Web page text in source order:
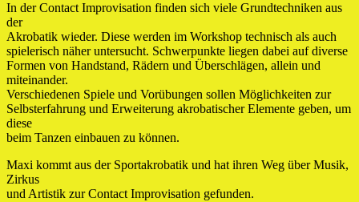
In der Contact Improvisation finden sich viele Grundtechniken aus
der
Akrobatik wieder. Diese werden im Workshop technisch als auch
spielerisch näher untersucht. Schwerpunkte liegen dabei auf diverse
Formen von Handstand, Rädern und Überschlägen, allein und
miteinander.
Verschiedenen Spiele und Vorübungen sollen Möglichkeiten zur
Selbsterfahrung und Erweiterung akrobatischer Elemente geben, um
diese
beim Tanzen einbauen zu können.
Maxi kommt aus der Sportakrobatik und hat ihren Weg über Musik,
Zirkus
und Artistik zur Contact Improvisation gefunden.